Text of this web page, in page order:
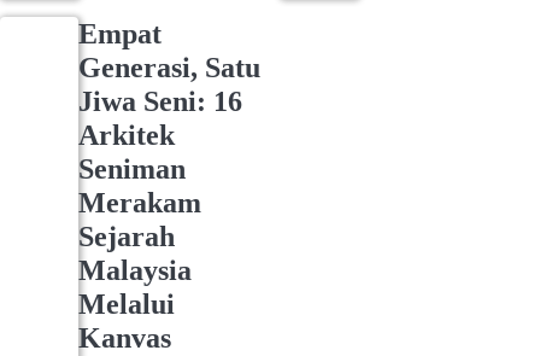
Empat
Generasi, Satu
Jiwa Seni: 16
Arkitek
Seniman
Merakam
Sejarah
Malaysia
Melalui
Kanvas